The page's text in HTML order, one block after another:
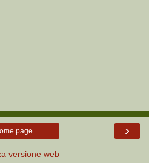
›
page
versione web